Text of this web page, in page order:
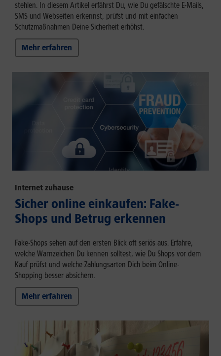
stehlen. In diesem Artikel erfährst Du, wie Du gefälschte E-Mails,
SMS und Webseiten erkennst, prüfst und mit einfachen
Schutzmaßnahmen Deine Sicherheit erhöhst.
Mehr erfahren
Internet zuhause
Sicher online einkaufen: Fake-
Shops und Betrug erkennen
Fake-Shops sehen auf den ersten Blick oft seriös aus. Erfahre,
welche Warnzeichen Du kennen solltest, wie Du Shops vor dem
Kauf prüfst und welche Zahlungsarten Dich beim Online-
Shopping besser absichern.
Mehr erfahren